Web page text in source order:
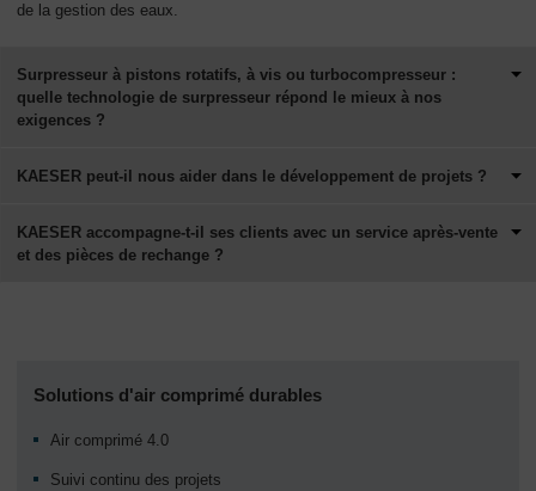
de la gestion des eaux.
Surpresseur à pistons rotatifs, à vis ou turbocompresseur :
quelle technologie de surpresseur répond le mieux à nos
exigences ?
KAESER peut-il nous aider dans le développement de projets ?
KAESER accompagne-t-il ses clients avec un service après-vente
et des pièces de rechange ?
Solutions d'air comprimé durables
Air comprimé 4.0
Suivi continu des projets